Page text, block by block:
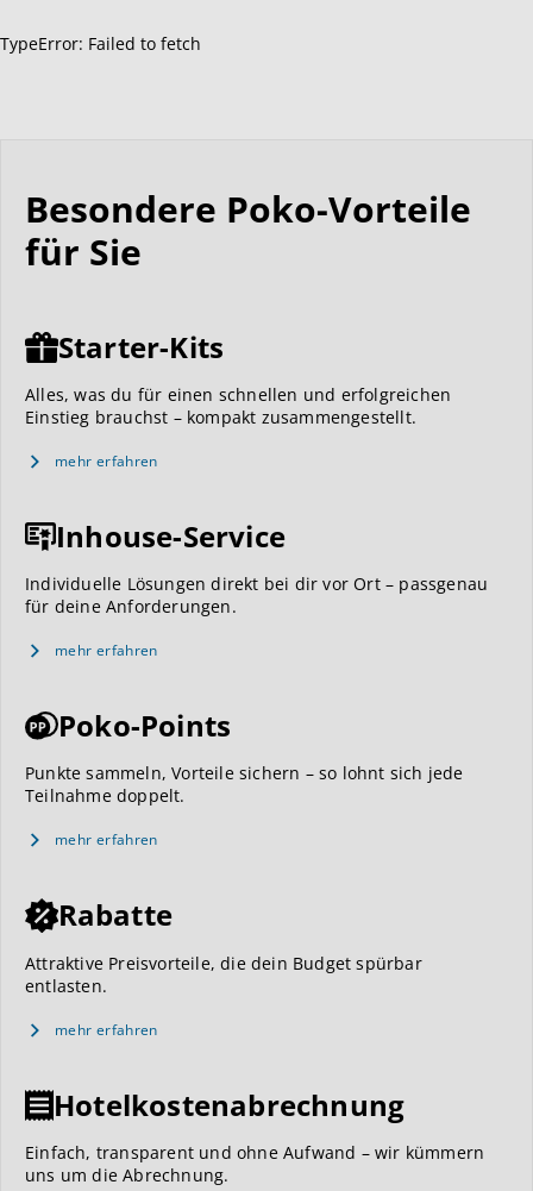
TypeError: Failed to fetch
Besondere Poko-Vorteile
für Sie
Starter-Kits
Alles, was du für einen schnellen und erfolgreichen
Einstieg brauchst – kompakt zusammengestellt.
mehr erfahren
Inhouse-Service
Individuelle Lösungen direkt bei dir vor Ort – passgenau
für deine Anforderungen.
mehr erfahren
Poko-Points
Punkte sammeln, Vorteile sichern – so lohnt sich jede
Teilnahme doppelt.
mehr erfahren
Rabatte
Attraktive Preisvorteile, die dein Budget spürbar
entlasten.
mehr erfahren
Hotelkostenabrechnung
Einfach, transparent und ohne Aufwand – wir kümmern
uns um die Abrechnung.